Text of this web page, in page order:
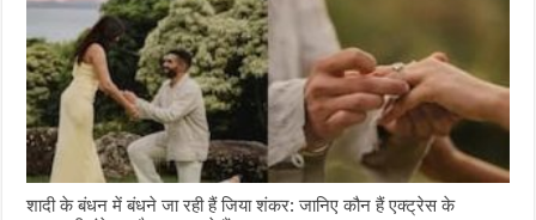
शादी के बंधन में बंधने जा रही हैं जिया शंकर: जानिए कौन हैं एक्ट्रेस के